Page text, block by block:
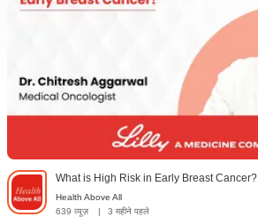
What is High Risk in Early Breast Cancer?
Health Above All
639 व्यूज़
| 3 महीने पहले